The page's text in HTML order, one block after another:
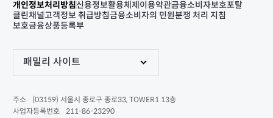
개인정보처리방침신용정보활용체제 이용약관금융소비자보호포탈
클린채널고객정보 취급방침금융소비자의 민원분쟁 처리 지침
보호금융상품등록부
패밀리 사이트
주소
(03159) 서울시 종로구 종로33, TOWER1 13층
사업자등록번호
211-86-23290